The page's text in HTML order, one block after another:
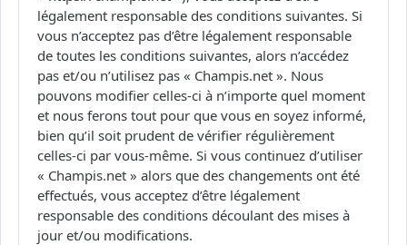
légalement responsable des conditions suivantes. Si
vous n’acceptez pas d’être légalement responsable
de toutes les conditions suivantes, alors n’accédez
pas et/ou n’utilisez pas « Champis.net ». Nous
pouvons modifier celles-ci à n’importe quel moment
et nous ferons tout pour que vous en soyez informé,
bien qu’il soit prudent de vérifier régulièrement
celles-ci par vous-même. Si vous continuez d’utiliser
« Champis.net » alors que des changements ont été
effectués, vous acceptez d’être légalement
responsable des conditions découlant des mises à
jour et/ou modifications.